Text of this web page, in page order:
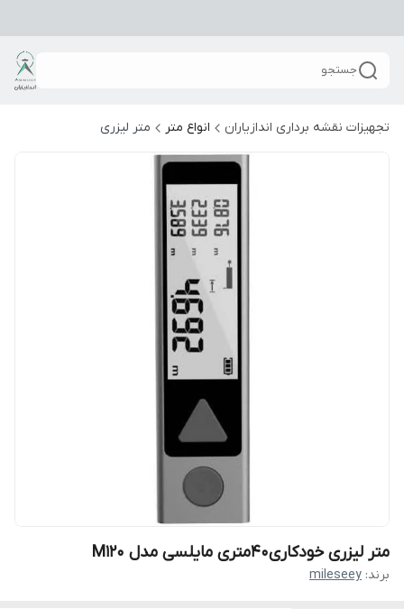
جستجو
تجهیزات نقشه برداری اندازیاران انواع متر متر لیزری
متر لیزری خودکاری40متری مایلسی مدل M120
برند: mileseey